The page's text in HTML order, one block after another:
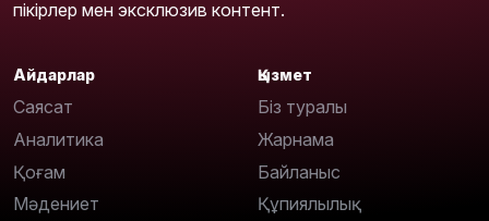
пікірлер мен эксклюзив контент.
Айдарлар
Саясат
Аналитика
Қоғам
Мәдениет
Қызмет
Біз туралы
Жарнама
Байланыс
Құпиялылық